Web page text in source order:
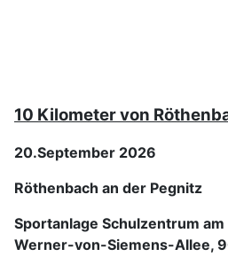
10 Kilometer von
20.September 2026
Röthenbach an der Pegnitz
Sportanlage Schulzentrum
Werner-von-Siemens-Allee,